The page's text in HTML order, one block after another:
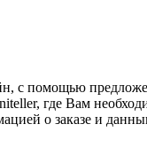
с помощью
где Вам
о заказе и